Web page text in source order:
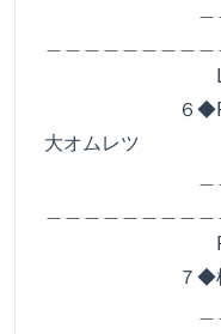
L E P E T I
６◆Paques
大オムレツ
F I L
７◆横浜フ